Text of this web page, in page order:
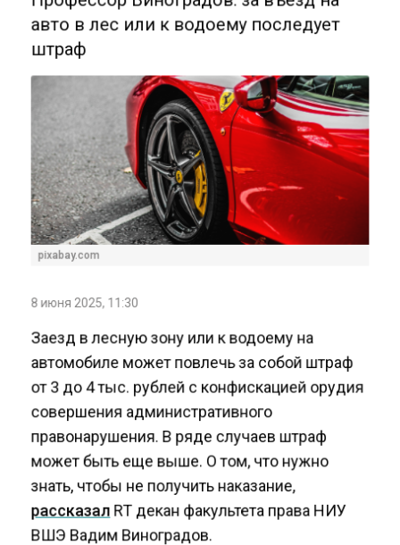
авто в лес или к водоему последует
штраф
pixabay.com
8 июня 2025, 11:30
Заезд в лесную зону или к водоему на
автомобиле может повлечь за собой штраф
от 3 до 4 тыс. рублей с конфискацией орудия
совершения административного
правонарушения. В ряде случаев штраф
может быть еще выше. О том, что нужно
знать, чтобы не получить наказание,
рассказалRT декан факультета права НИУ
ВШЭ Вадим Виноградов.